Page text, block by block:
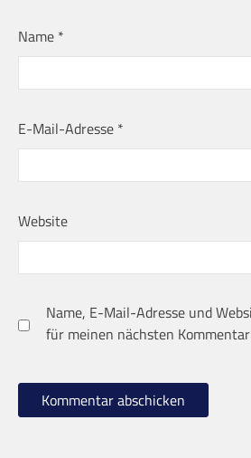
Name *
E-Mail-Adresse *
Website
Name, E-Mail-Adresse und
für meinen nächsten